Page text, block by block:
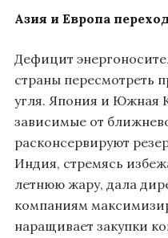
Азия и Европа
Дефицит
страны пересмотреть
угля. Япония и Южная
зависимые от
расконсервируют
Индия, стремясь
летнюю жару, дала
компаниям
наращивает закупки